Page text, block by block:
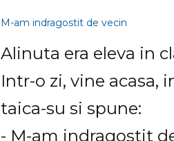
M-am indragostit de vecin
Alinuta era eleva in
Intr-o zi, vine acasa,
taica-su si spune:
- M-am indragostit